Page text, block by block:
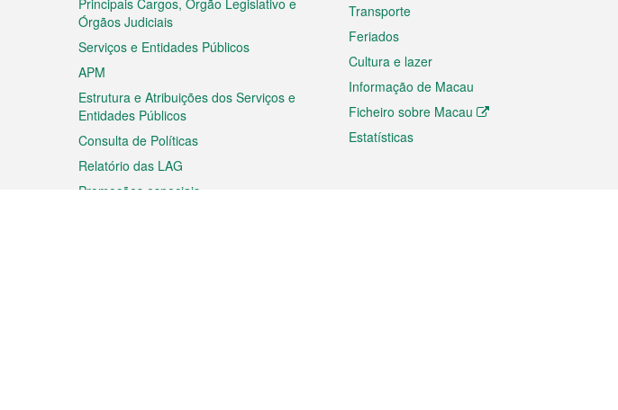
Principais Cargos, Órgão Legislativo e
Órgãos Judiciais
Serviços e Entidades Públicos
APM
Estrutura e Atribuições dos Serviços e
Entidades Públicos
Consulta de Políticas
Relatório das LAG
Promoções especiais
Transporte
Feriados
Cultura e lazer
Informação de Macau
Ficheiro sobre Macau
Estatísticas